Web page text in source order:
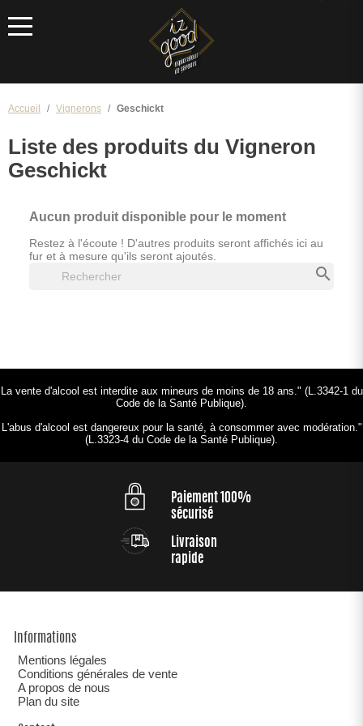
Menu
Accueil Vignerons Geschickt
Liste des produits du Vigneron
Geschickt
Aucun produit disponible pour le moment
Restez à l'écoute ! D'autres produits seront affichés ici au
fur et à mesure qu'ils seront ajoutés.
search
La vente d'alcool est interdite aux mineurs de moins de 18 ans." (L.3342-1 du
Code de la Santé Publique).
L'abus d'alcool est dangereux pour la santé, à consommer avec modération."
(L.3323-4 du Code de la Santé Publique).
Paiement 100%
sécurisé
Livraison
rapide
Informations
Mentions légales
Conditions générales de vente
A propos de nous
Plan du site